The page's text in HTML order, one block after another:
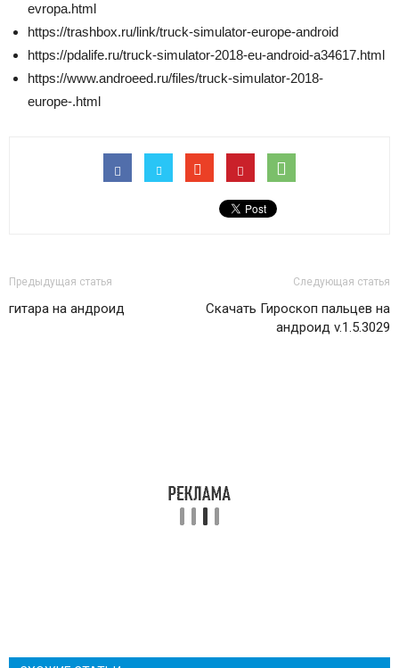
evropa.html
https://trashbox.ru/link/truck-simulator-europe-android
https://pdalife.ru/truck-simulator-2018-eu-android-a34617.html
https://www.androeed.ru/files/truck-simulator-2018-
europe-.html
Предыдущая статья
гитара на андроид
Следующая статья
Скачать Гироскоп пальцев на
андроид v.1.5.3029